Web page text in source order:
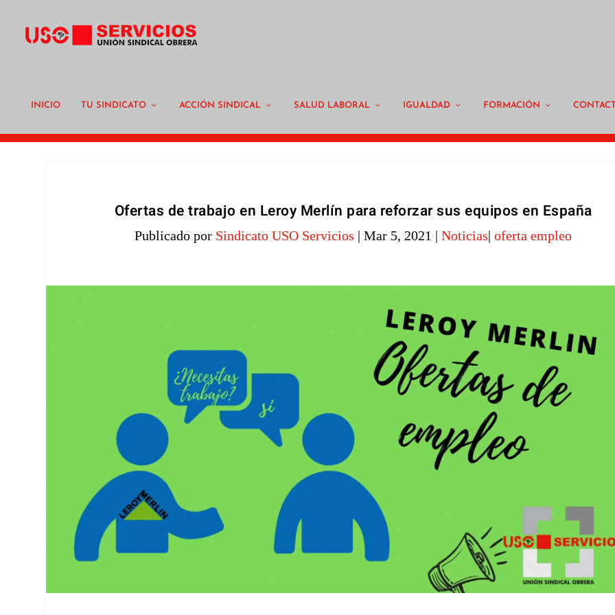
INICIO TU SINDICATO ACCIÓN SINDICAL SALUD LABORAL IGUALDAD FORMACIÓN
Ofertas de trabajo en Leroy Merlín para reforzar sus equipos en España
Publicado por Sindicato USO Servicios |Mar 5, 2021 |Noticias|oferta empleo